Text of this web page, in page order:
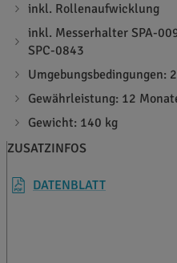
inkl. Rollenaufwicklung
inkl. Messerhalter SPA-
SPC-0843
Umgebungsbedingungen:
Gewährleistung: 12
Gewicht: 140 kg
ZUSATZINFOS
DATENBLATT